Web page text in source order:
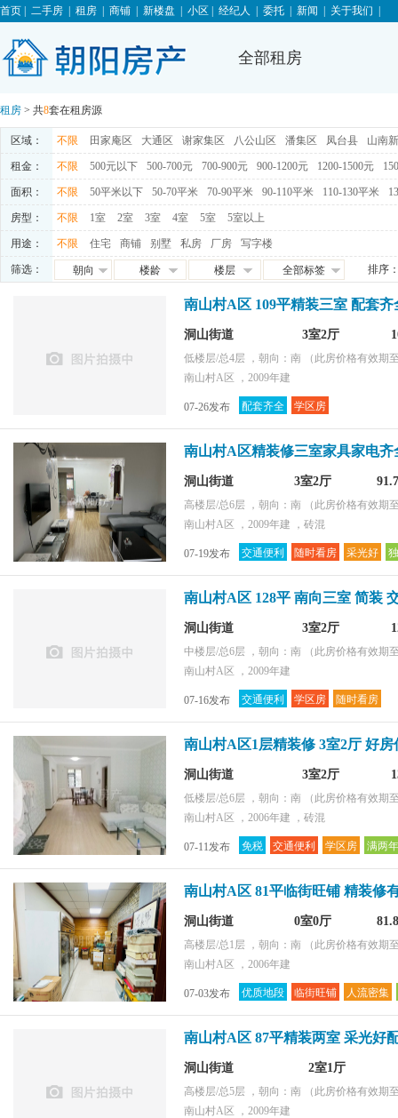
首页 二手房 租房 商铺 新楼盘 小区 经纪人 委托 新闻 关于我们
全部租房
租房 > 共8套在租房源
区域： 不限 田家庵区 大通区 谢家集区 八公山区 潘集区 凤台县 山南
租金： 不限 500元以下 500-700元 700-900元 900-1200元 1200-1500元
面积： 不限 50平米以下 50-70平米 70-90平米 90-110平米 110-130平米
房型： 不限 1室 2室 3室 4室 5室 5室以上
用途： 不限 住宅 商铺 别墅 私房 厂房 写字楼
筛选：
朝向
楼龄
楼层
中层
地下室
全部标签
满五唯一
学区房
满两年
随时看房
独家房源
环境好
采光好
配套齐全
排序
南山村A区 109平精装三室 配套
洞山街道 3室2厅
低楼层/总4层 ，朝向：南
（此房价格有效期
南山村A区 ，2009年建
07-26发布 配套齐全 学区房
南山村A区精装修三室家具家电齐
洞山街道 3室2厅
高楼层/总6层 ，朝向：南
（此房价格有效期
南山村A区 ，2009年建 ，砖混
07-19发布 交通便利 随时看房 采光好
南山村A区 128平 南向三室 简装
洞山街道 3室2厅
中楼层/总6层 ，朝向：南
（此房价格有效期
南山村A区 ，2009年建
07-16发布 交通便利 学区房 随时看房
南山村A区1层精装修 3室2厅 好房
洞山街道 3室2厅
低楼层/总6层 ，朝向：南
（此房价格有效期
南山村A区 ，2006年建 ，砖混
07-11发布 免税 交通便利 学区房 满两年
南山村A区 81平临街旺铺 精装修
洞山街道 0室0厅
高楼层/总1层 ，朝向：南
（此房价格有效期
南山村A区 ，2006年建
07-03发布 优质地段 临街旺铺 人流密集
南山村A区 87平精装两室 采光好
洞山街道 2室1厅
高楼层/总5层 ，朝向：南
（此房价格有效期
南山村A区 ，2009年建